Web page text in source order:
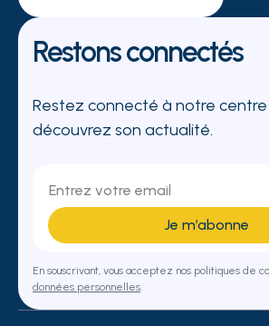
Restons connectés
Restez connecté à notre
découvrez son actualité.
En souscrivant, vous acceptez nos politiques de
données personnelles.